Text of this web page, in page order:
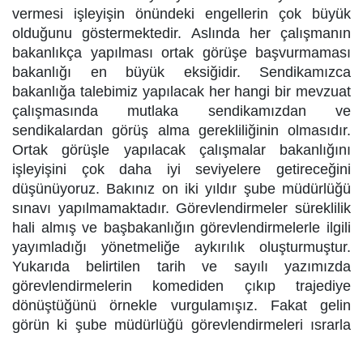
vermesi işleyişin önündeki engellerin çok büyük
olduğunu göstermektedir. Aslında her çalışmanın
bakanlıkça yapılması ortak görüşe başvurmaması
bakanlığı en büyük eksiğidir. Sendikamızca
bakanlığa talebimiz yapılacak her hangi bir mevzuat
çalışmasında mutlaka sendikamızdan ve
sendikalardan görüş alma gerekliliğinin olmasıdır.
Ortak görüşle yapılacak çalışmalar bakanlığını
işleyişini çok daha iyi seviyelere getireceğini
düşünüyoruz. Bakınız on iki yıldır şube müdürlüğü
sınavı yapılmamaktadır. Görevlendirmeler süreklilik
hali almış ve başbakanlığın görevlendirmelerle ilgili
yayımladığı yönetmeliğe aykırılık oluşturmuştur.
Yukarıda belirtilen tarih ve sayılı yazımızda
görevlendirmelerin komediden çıkıp trajediye
dönüştüğünü örnekle vurgulamışız. Fakat gelin
görün ki şube müdürlüğü görevlendirmeleri ısrarla